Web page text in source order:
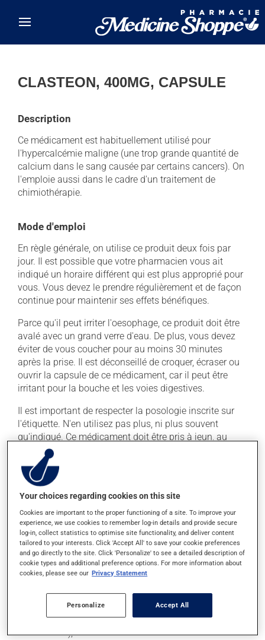
CLASTEON, 400MG, CAPSULE
Description
Ce médicament est habituellement utilisé pour
l'hypercalcémie maligne (une trop grande quantité de
calcium dans le sang causée par certains cancers). On
l'emploie aussi dans le cadre d'un traitement de
chimiothérapie.
Mode d'emploi
En règle générale, on utilise ce produit deux fois par
jour. Il est possible que votre pharmacien vous ait
indiqué un horaire différent qui est plus approprié pour
vous. Vous devez le prendre régulièrement et de façon
continue pour maintenir ses effets bénéfiques.
Parce qu'il peut irriter l'oesophage, ce produit doit être
avalé avec un grand verre d'eau. De plus, vous devez
éviter de vous coucher pour au moins 30 minutes
après la prise. Il est déconseillé de croquer, écraser ou
ouvrir la capsule de ce médicament, car il peut être
irritant pour la bouche et les voies digestives.
Il est important de respecter la posologie inscrite sur
l'étiquette. N'en utilisez pas plus, ni plus souvent
qu'indiqué. Ce médicament doit être pris à jeun, au
moins 1 heure avant ou après un repas. Il doit être pris
seulement avec de l'eau, même le jus d'orange et le
café peuvent diminuer son absorption.
Pour assurer son efficacité, ne le prenez pas en même
temps que du lait ou des produits laitiers, un antiacide
ou un supplément de minéraux (calcium, fer,
magnésium ou zinc). Attendez au moins 2 heures entre
la prise de ces différents produits.
En plus de ses effets recherchés, ce produit peut à
l'occasion entraîner certains effets indésirables (effets
secondaires), notamment :
Your choices regarding cookies on this site
Cookies are important to the proper functioning of a site. To improve your
experience, we use cookies to remember log-in details and provide secure
log-in, collect statistics to optimise site functionality, and deliver content
tailored to your interests. Click 'Accept All' to save your cookie preferences
and go directly to the site. Click 'Personalize' to see a detailed description of
cookie types and additional preference options. For more information about
cookies, please see our Privacy Statement
Personalize Accept All